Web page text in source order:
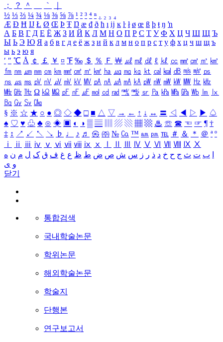
；
？ ＾ ｀
½ ⅓ ⅔ ¼ ¾ ⅛ ⅜ ⅝ ⅞ ¹ ² ³ ⁴ ⁿ ₁ ₂ ₃ ₄
Æ Ð Ħ Ĳ Ł Ø Œ Þ Ŧ Ŋ æ đ ð ħ ı ĳ ĸ ŀ ł ø œ ß þ ŧ ŋ ŉ
А Б В Г Д Е Ё Ж З И Й К Л М Н О П Р С Т У Ф Х Ц Ч Ш Щ Ъ
Ы Ь Э Ю Я а б в г д е ё ж з и й к л м н о п р с т у ф х ц ч ш щ ъ
ы ь э ю я
′ ″ ℃ Å ￠ ￡ ￥ ¤ ℉ ‰ ＄ ％ Ｆ ￦ ㎕ ㎖ ㎗ ℓ ㎘ ㏄ ㎣ ㎤ ㎥ ㎦
㎙ ㎚ ㎛ ㎜ ㎝ ㎞ ㎟ ㎠ ㎡ ㎢ ㏊ ㎍ ㎎ ㎏ ㏏ ㎈ ㎉ ㏈ ㎧ ㎨ ㎰
㎱ ㎲ ㎳ ㎴ ㎵ ㎶ ㎷ ㎸ ㎹ ㎀ ㎁ ㎂ ㎃ ㎄ ㎺ ㎻ ㎽ ㎾ ㎿ ㎐ ㎑
㎒ ㎓ ㎔ Ω ㏀ ㏁ ㎊ ㎋ ㎌ ㏖ ㏅ ㎭ ㎮ ㎯ ㏛ ㎩ ㎪ ㎫ ㎬ ㏝ ㏐
㏓
㏃ ㏉ ㏜ ㏆
§ ※ ☆ ★ ○ ● ◎ ◇ ◆ □ ■ △ ▽ → ← ↑ ↓ ↔ 〓 ◁ ◀ ▷ ▶ ♤
♠ ♡ ♥ ♧ ♣ ⊙ ◈ ▣ ◐ ◑ ▒ ▤ ▨ ▧ ▦ ▩ ♨ ☏ ☎ ☜ ☞ ¶ †
‡ ↕ ↗ ↙ ↖ ↘ ♭ ♩ ♪ ♬ ㉿ ㈜ № ㏇ ™ ㏂ ㏘ ℡ ＃ ＆ ＊ ＠ ª º
ⅰ
ⅱ ⅲ ⅳ ⅴ ⅵ ⅶ ⅷ ⅸ ⅹ Ⅳ Ⅴ Ⅵ Ⅶ Ⅷ Ⅸ Ⅹ
ب ت ث ج ح خ د ذ ر ز س ش ص ض ط ظ ع غ ف ق ک ل م ن ه
و ی
닫기
통합검색
국내학술논문
학위논문
해외학술논문
학술지
단행본
연구보고서